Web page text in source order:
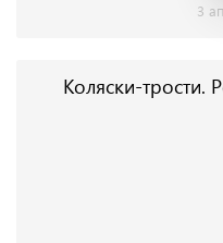
3
Коляски-трости.